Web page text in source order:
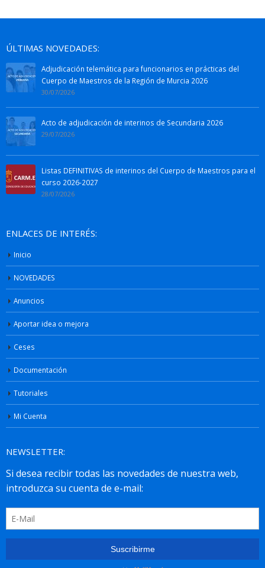
ÚLTIMAS NOVEDADES:
Adjudicación telemática para funcionarios en prácticas del
Cuerpo de Maestros de la Región de Murcia 2026
30/07/2026
Acto de adjudicación de interinos de Secundaria 2026
29/07/2026
Listas DEFINITIVAS de interinos del Cuerpo de Maestros para el
curso 2026-2027
28/07/2026
ENLACES DE INTERÉS:
Inicio
NOVEDADES
Anuncios
Aportar idea o mejora
Ceses
Documentación
Tutoriales
Mi Cuenta
NEWSLETTER: